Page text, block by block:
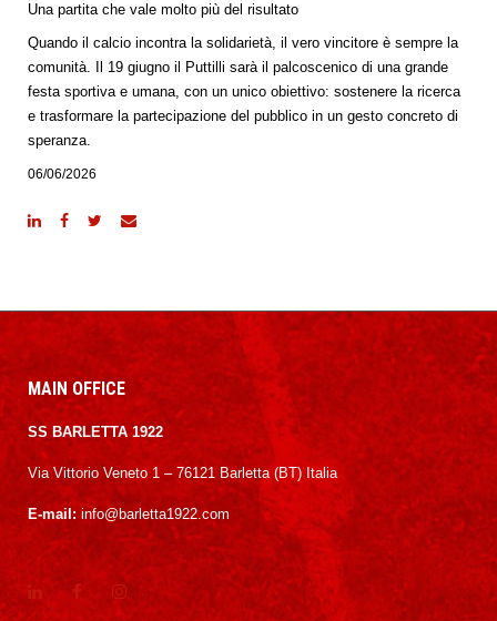
Una partita che vale molto più del risultato
Quando il calcio incontra la solidarietà, il vero vincitore è sempre la
comunità. Il 19 giugno il Puttilli sarà il palcoscenico di una grande
festa sportiva e umana, con un unico obiettivo: sostenere la ricerca
e trasformare la partecipazione del pubblico in un gesto concreto di
speranza.
06/06/2026
MAIN OFFICE
SS BARLETTA 1922
Via Vittorio Veneto 1 – 76121 Barletta (BT) Italia
E-mail: info@barletta1922.com